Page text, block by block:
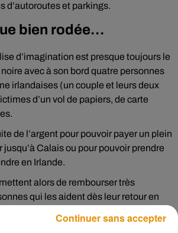
d’autoroutes et parkings.
bien rodée…
d’imagination est presque toujours le
avec à son bord quatre personnes
irlandaises (un couple et leurs deux
d’un vol de papiers, de carte
de l’argent pour pouvoir payer un plein
jusqu’à Calais ou pour pouvoir prendre
en Irlande.
alors de rembourser très
qui les aident dès leur retour en
lieu sur le parking du centre commercial
Continuer sans accepter